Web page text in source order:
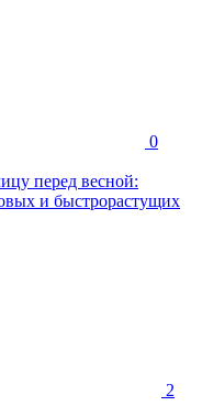
0
перед весной:
и быстрорастущих
2